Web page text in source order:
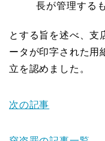
長が管理する
とする旨を述べ、支
ータが印字された用
立を認めました。
次の記事